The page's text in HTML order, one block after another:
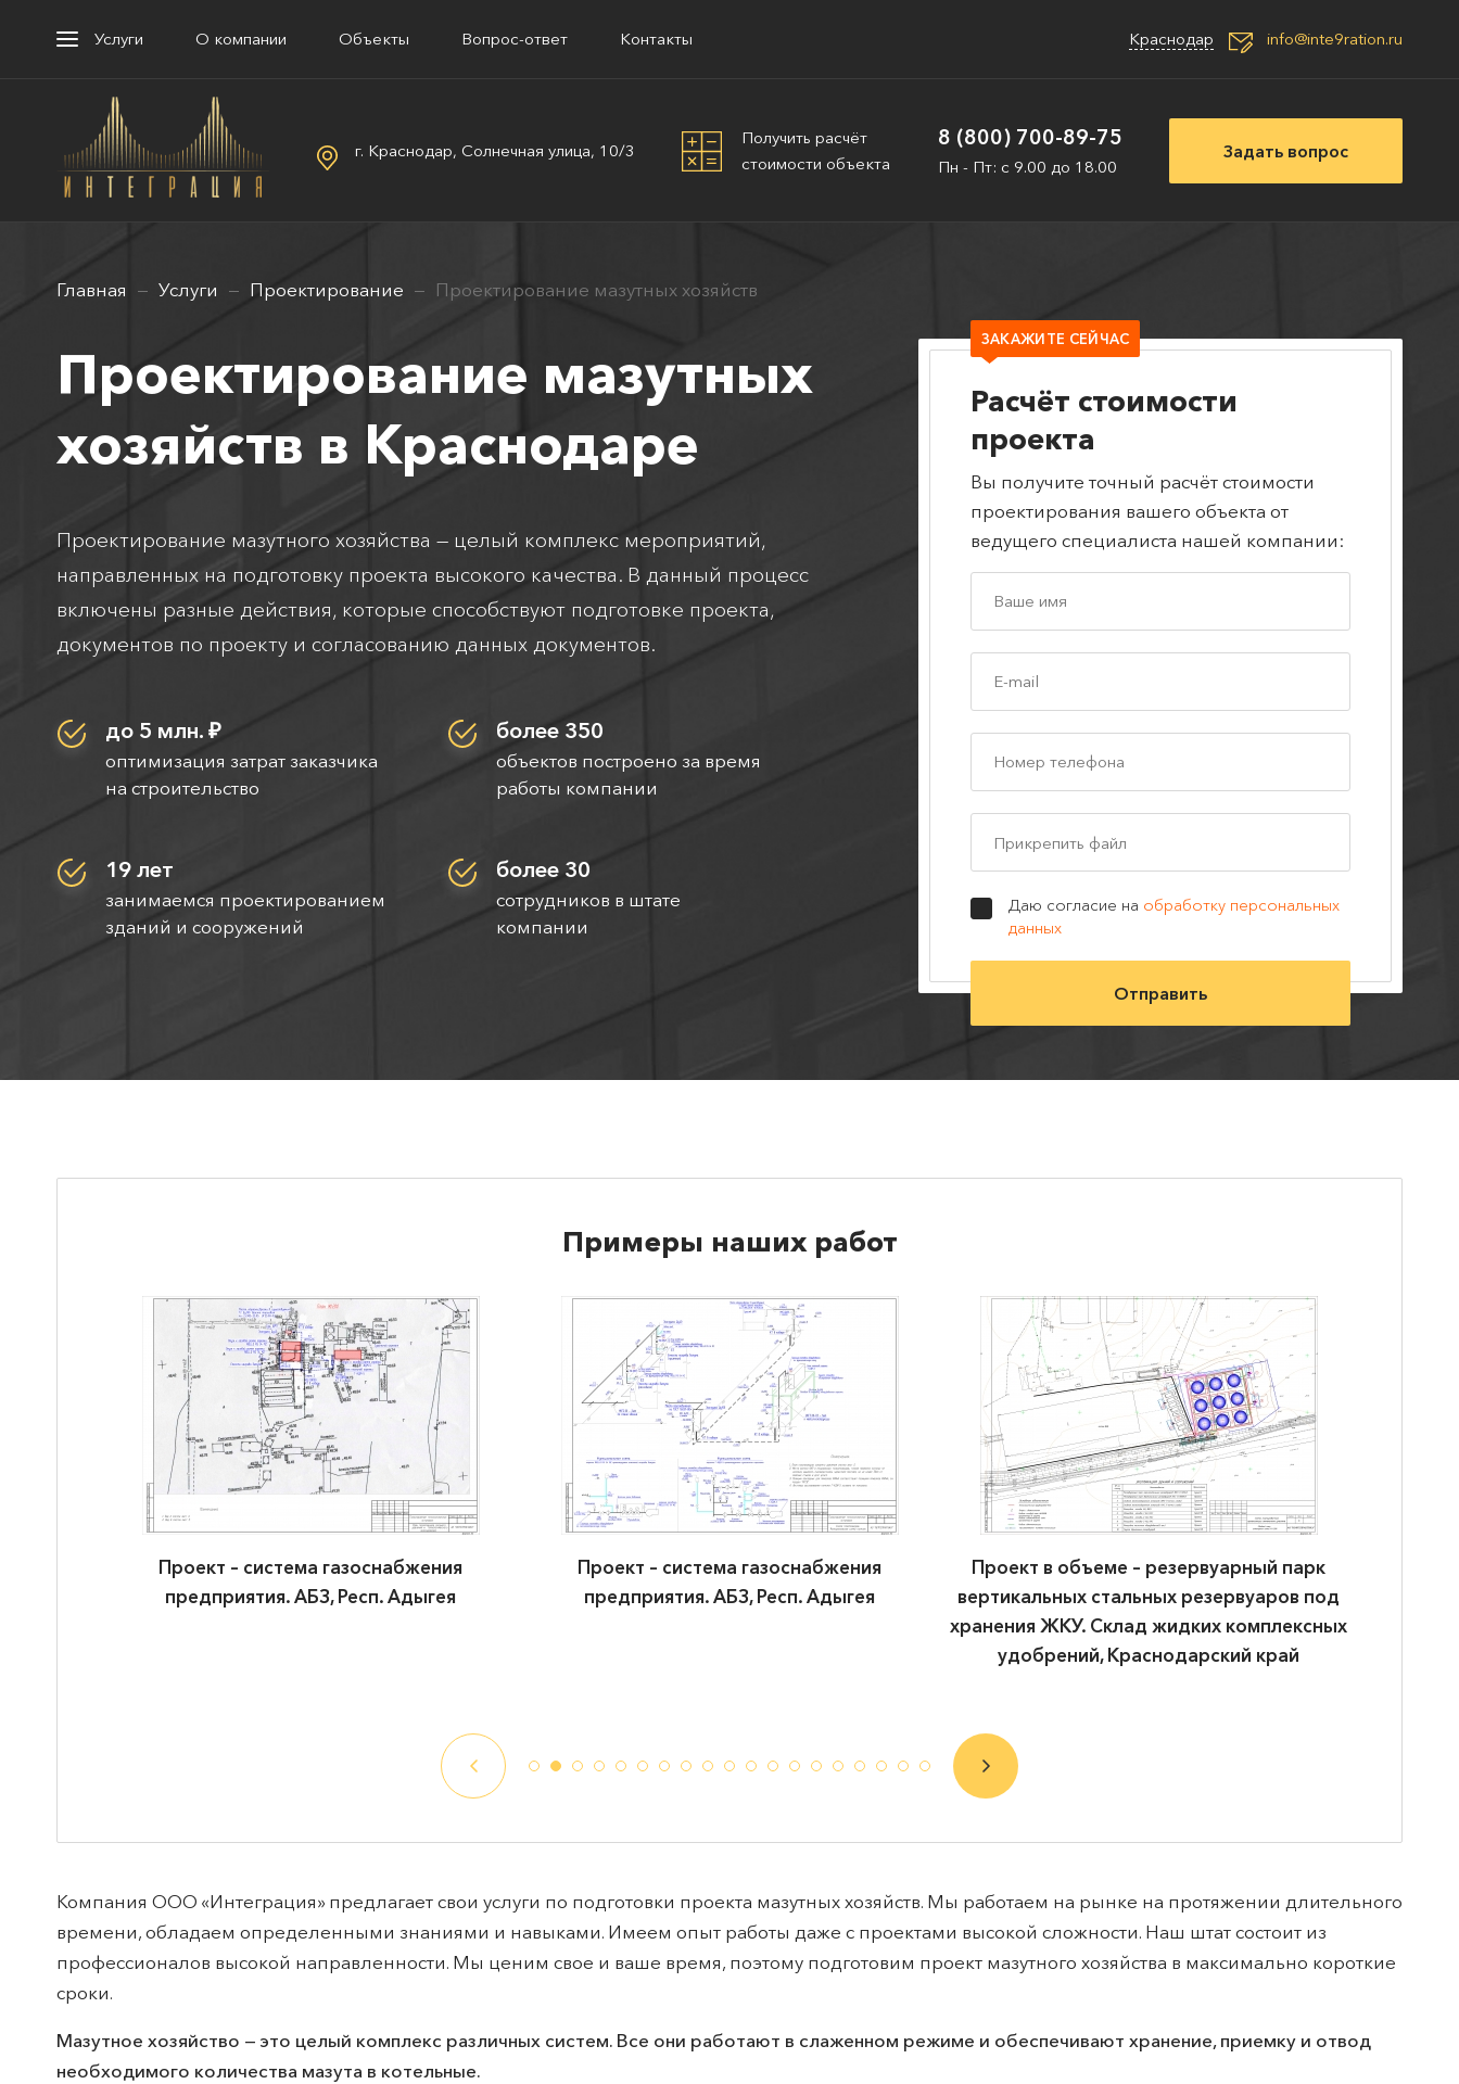
Услуги О компании Объекты Вопрос-ответ Контакты Краснодар info@inte9ration.ru
г. Краснодар, Солнечная улица, 10/3
Получить расчёт
стоимости объекта
8 (800) 700-89-75
Пн - Пт: с 9.00 до 18.00
Задать вопрос
Главная Услуги Проектирование Проектирование мазутных хозяйств
Проектирование мазутных
хозяйств в Краснодаре
Проектирование мазутного хозяйства — целый комплекс мероприятий,
направленных на подготовку проекта высокого качества. В данный процесс
включены разные действия, которые способствуют подготовке проекта,
документов по проекту и согласованию данных документов.
до 5 млн. ₽
оптимизация затрат заказчика
на строительство
более 350
объектов построено за время
работы компании
19 лет
занимаемся проектированием
зданий и сооружений
более 30
сотрудников в штате
компании
ЗАКАЖИТЕ СЕЙЧАС
Расчёт стоимости
проекта
Вы получите точный расчёт стоимости
проектирования вашего объекта от
ведущего специалиста нашей компании:
Прикрепить файл
Даю согласие на обработку персональных
данных
Компания ООО «Интеграция» предлагает свои услуги по подготовки проекта мазутных хозяйств. Мы работаем на рынке на протяжении длительного
времени, обладаем определенными знаниями и навыками. Имеем опыт работы даже с проектами высокой сложности. Наш штат состоит из
профессионалов высокой направленности. Мы ценим свое и ваше время, поэтому подготовим проект мазутного хозяйства в максимально короткие
сроки.
Мазутное хозяйство — это целый комплекс различных систем. Все они работают в слаженном режиме и обеспечивают хранение, приемку и отвод
необходимого количества мазута в котельные.
Примеры наших работ
Проект – система газоснабжения
предприятия. АБЗ, Респ. Адыгея
Проект – система газоснабжения
предприятия. АБЗ, Респ. Адыгея
Проект в объеме – резервуарный парк
вертикальных стальных резервуаров под
хранения ЖКУ. Склад жидких комплексных
удобрений, Краснодарский край